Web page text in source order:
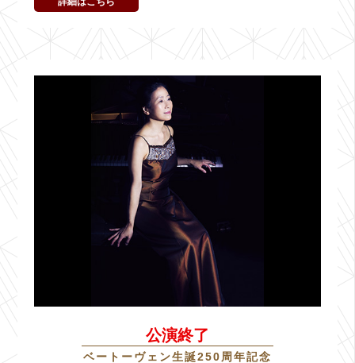
公演終了
ベートーヴェン生誕250周年記念